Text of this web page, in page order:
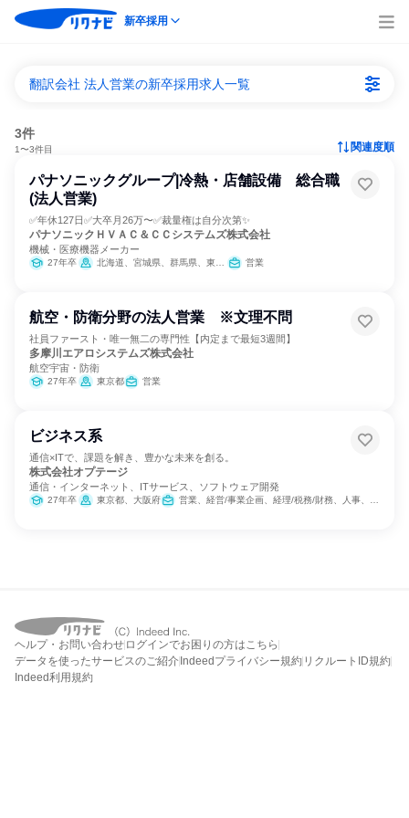
新卒採用
翻訳会社 法人営業の新卒採用求人一覧
3件
1〜3件目 関連度順
パナソニックグループ|冷熱・店舗設備 総合職
(法人営業)
✅年休127日✅大卒月26万〜✅裁量権は自分次第✨
パナソニックＨＶＡＣ＆ＣＣシステムズ株式会社
機械・医療機器メーカー
27年卒 北海道、宮城県、群馬県、東京都、愛知県、大阪府、広島県、福岡県 営業
航空・防衛分野の法人営業 ※文理不問
社員ファースト・唯一無二の専門性【内定まで最短3週間】
多摩川エアロシステムズ株式会社
航空宇宙・防衛
27年卒 東京都 営業
ビジネス系
通信×ITで、課題を解き、豊かな未来を創る。
株式会社オプテージ
通信・インターネット、ITサービス、ソフトウェア開発
27年卒 東京都、大阪府 営業、経営/事業企画、経理/税務/財務、人事、総務、法務/知財、広報/IR、商品企画、マーケティング・広告・宣伝、カスタマーサポート/コールセンター
ヘルプ・お問い合わせ ログインでお困りの方はこちら
データを使ったサービスのご紹介 Indeedプライバシー規約 リクルートID規約
Indeed利用規約